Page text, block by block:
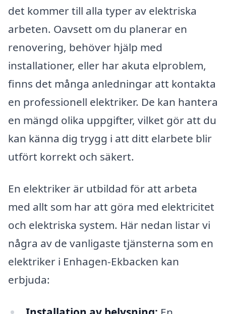
det kommer till alla typer av elektriska
arbeten. Oavsett om du planerar en
renovering, behöver hjälp med
installationer, eller har akuta elproblem,
finns det många anledningar att kontakta
en professionell elektriker. De kan hantera
en mängd olika uppgifter, vilket gör att du
kan känna dig trygg i att ditt elarbete blir
utfört korrekt och säkert.
En elektriker är utbildad för att arbeta
med allt som har att göra med elektricitet
och elektriska system. Här nedan listar vi
några av de vanligaste tjänsterna som en
elektriker i Enhagen-Ekbacken kan
erbjuda: